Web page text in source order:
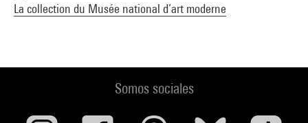
La collection du Musée national d’art moderne
Somos sociales